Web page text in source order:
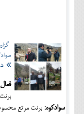
سوادکوه: برنت مرتع